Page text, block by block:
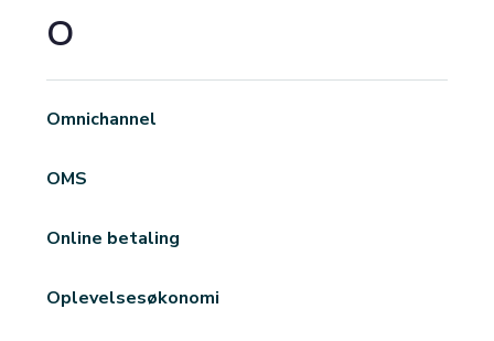
O
Omnichannel
OMS
Online betaling
Oplevelsesøkonomi